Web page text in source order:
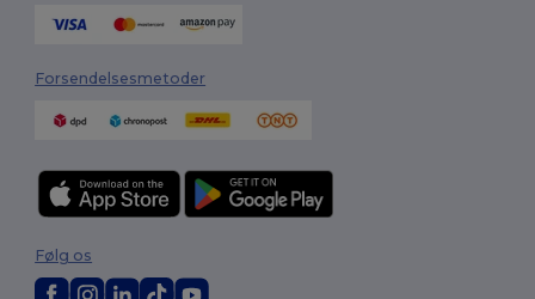
Forsendelsesmetoder
Følg os